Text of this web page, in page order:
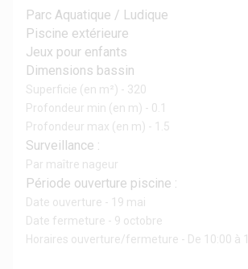
Parc Aquatique / Ludique
Piscine extérieure
Jeux pour enfants
Dimensions bassin
Superficie (en m²) - 320
Profondeur min (en m) - 0.1
Profondeur max (en m) - 1.5
Surveillance :
Par maître nageur
Période ouverture piscine :
Date ouverture - 19 mai
Date fermeture - 9 octobre
Horaires ouverture/fermeture - De 10:00 à